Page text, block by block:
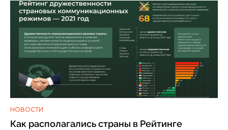
НОВОСТИ
Как располагались страны в Рейтинге